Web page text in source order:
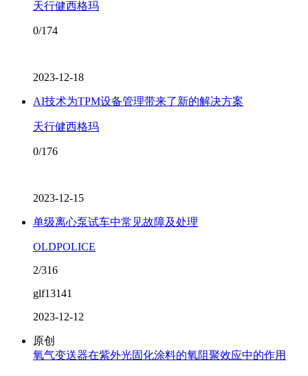
天行健西格玛
0/174
2023-12-18
AI技术为TPM设备管理带来了新的解决方案
天行健西格玛
0/176
2023-12-15
单级离心泵试车中常见故障及处理
OLDPOLICE
2/316
glf13141
2023-12-12
原创
氧气变送器在紫外光固化涂料的氧阻聚效应中的作用